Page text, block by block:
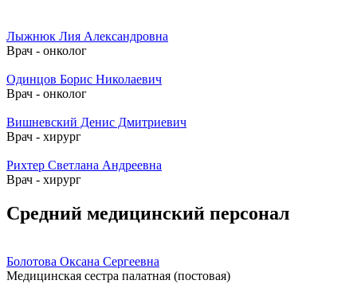
Лыжнюк Лия Александровна
Врач - онколог
Одинцов Борис Николаевич
Врач - онколог
Вишневский Денис Дмитриевич
Врач - хирург
Рихтер Светлана Андреевна
Врач - хирург
Средний медицинский персонал
Болотова Оксана Сергеевна
Медицинская сестра палатная (постовая)